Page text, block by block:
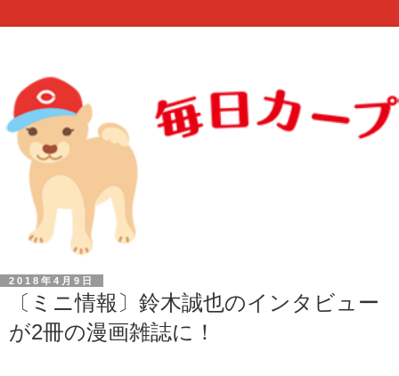
2018年4月9日
〔ミニ情報〕鈴木誠也のインタビュー
が2冊の漫画雑誌に！